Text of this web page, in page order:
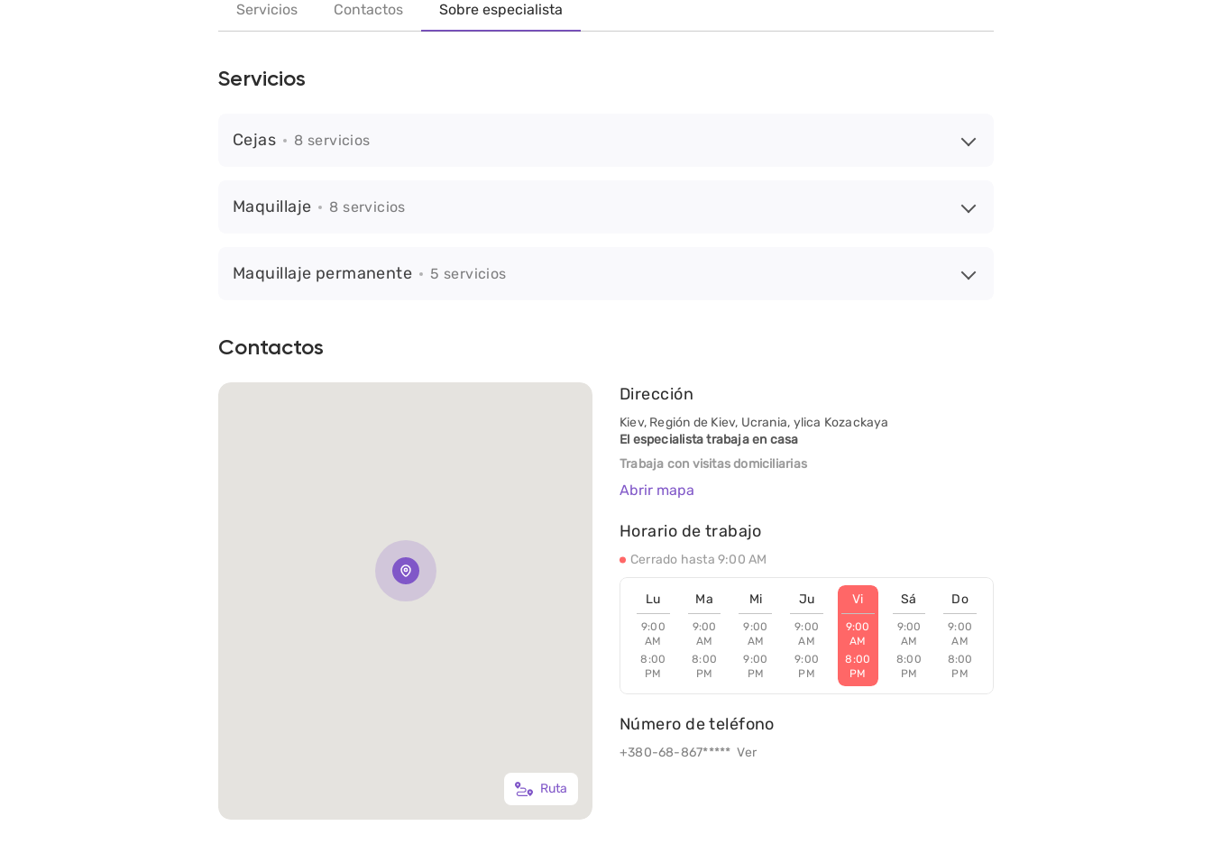
Servicios Contactos Sobre especialista
Servicios
Cejas 8 servicios
Maquillaje 8 servicios
Maquillaje permanente 5 servicios
Contactos
Ruta
Dirección
Kiev, Región de Kiev, Ucrania, ylica Kozackaya
El especialista trabaja en casa
Trabaja con visitas domiciliarias
Abrir mapa
Horario de trabajo
Cerrado hasta 9:00 AM
Lu
9:00
AM
8:00
PM
Ma
9:00
AM
8:00
PM
Mi
9:00
AM
9:00
PM
Ju
9:00
AM
9:00
PM
Vi
9:00
AM
8:00
PM
Sá
9:00
AM
8:00
PM
Do
9:00
AM
8:00
PM
Número de teléfono
+380-68-867***** Ver